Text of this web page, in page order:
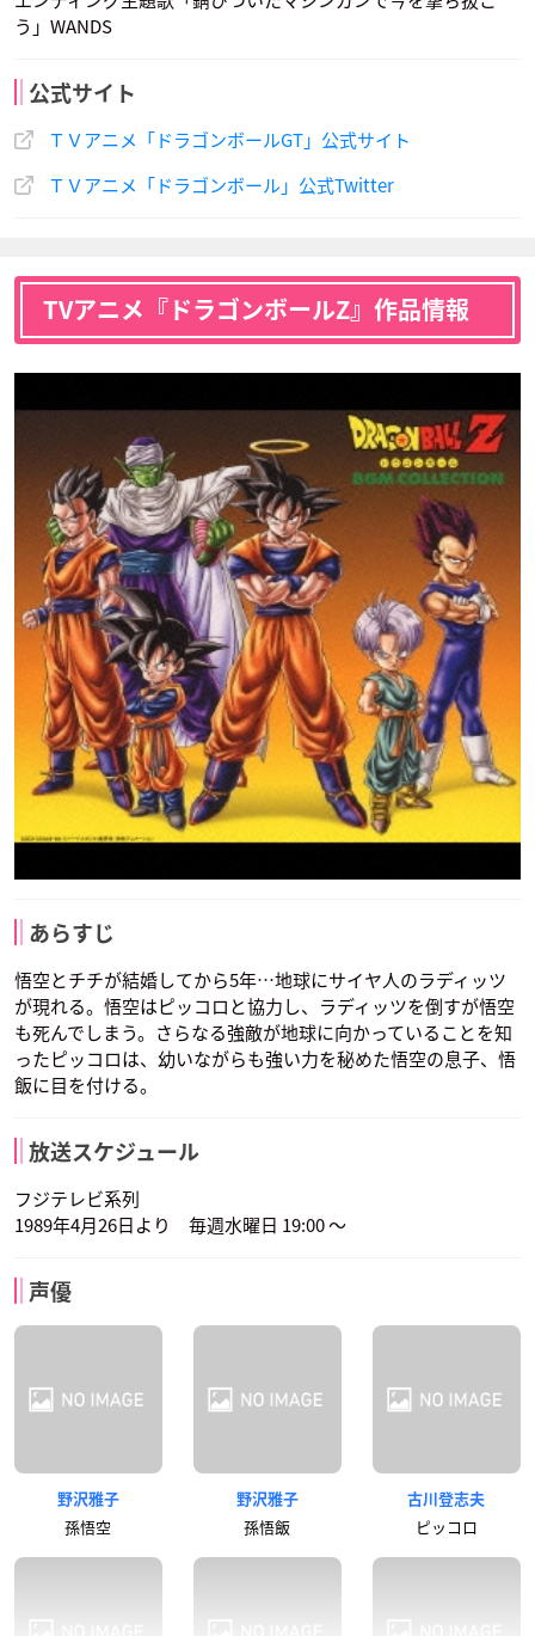
う」WANDS
公式サイト
ＴＶアニメ「ドラゴンボールGT」公式サイト
ＴＶアニメ「ドラゴンボール」公式Twitter
TVアニメ『ドラゴンボールZ』作品情報
あらすじ
悟空とチチが結婚してから5年…地球にサイヤ人のラディッツ
が現れる。悟空はピッコロと協力し、ラディッツを倒すが悟空
も死んでしまう。さらなる強敵が地球に向かっていることを知
ったピッコロは、幼いながらも強い力を秘めた悟空の息子、悟
飯に目を付ける。
放送スケジュール
フジテレビ系列
1989年4月26日より 毎週水曜日 19:00 ～
声優
野沢雅子
孫悟空
野沢雅子
孫悟飯
古川登志夫
ピッコロ